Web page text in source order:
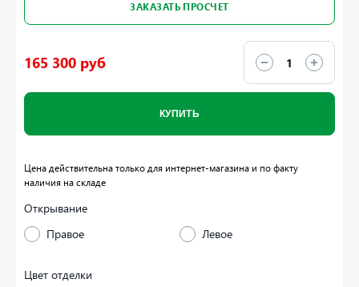
ЗАКАЗАТЬ ПРОСЧЕТ
165 300 руб
КУПИТЬ
Открывание
Правое
Левое
Цвет отделки
Цена действительна только для интернет-магазина и по факту
наличия на складе